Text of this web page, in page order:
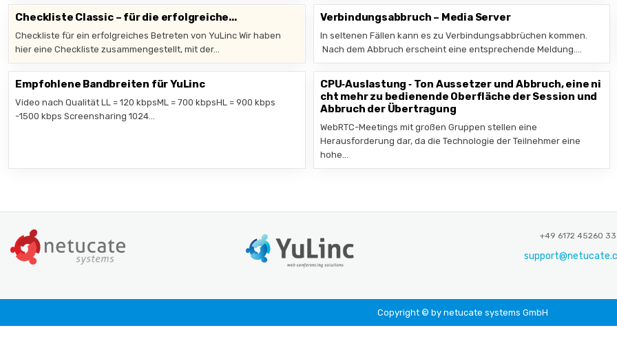
Checkliste Classic – für die erfolgreiche...
Checkliste für ein erfolgreiches Betreten von YuLinc Wir haben
hier eine Checkliste zusammengestellt, mit der…
Verbindungsabbruch – Media Server
In seltenen Fällen kann es zu Verbindungsabbrüchen kommen.
Nach dem Abbruch erscheint eine entsprechende Meldung….
Empfohlene Bandbreiten für YuLinc
Video nach Qualität LL = 120 kbpsML = 700 kbpsHL = 900 kbps
-1500 kbps Screensharing 1024…
CPU‑Auslastung ‑ Ton Aussetzer und Abbruch, eine ni
cht mehr zu bedienende Oberfläche der Session und
Abbruch der Übertragung
WebRTC-Meetings mit großen Gruppen stellen eine
Herausforderung dar, da die Technologie der Teilnehmer eine
hohe…
+49 6172 45260 33
Copyright © by netucate systems GmbH